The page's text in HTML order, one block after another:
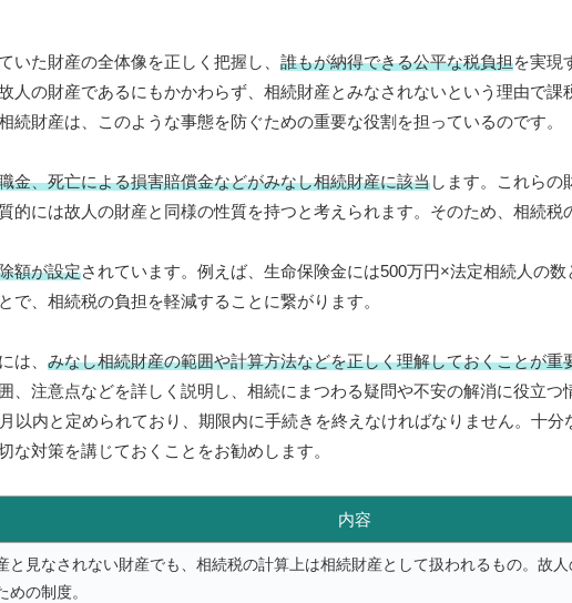
いた財産の全体像を正しく把握し、 誰もが納得できる公平な税負担を実現
人の財産であるにもかかわらず、相続財産とみなされないという理由で
続財産は、このような事態を防ぐための重要な役割を担っているのです。
金、死亡による損害賠償金などがみなし相続財産に該当します。これらの
的には故人の財産と同様の性質を持つと考えられます。そのため、相続税
額が設定されています。例えば、生命保険金には500万円×法定相続人の
で、相続税の負担を軽減することに繋がります。
は、 みなし相続財産の範囲や計算方法などを正しく理解しておくことが重
、注意点などを詳しく説明し、相続にまつわる疑問や不安の解消に役立つ
以内と定められており、期限内に手続きを終えなければなりません。十
な対策を講じておくことをお勧めします。
内容
と見なされない財産でも、相続税の計算上は相続財産として扱われるもの。故
めの制度。